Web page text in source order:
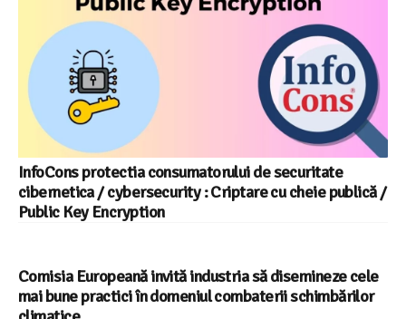
InfoCons protectia consumatorului de securitate
cibernetica / cybersecurity : Criptare cu cheie publică /
Public Key Encryption
Comisia Europeană invită industria să disemineze cele
mai bune practici în domeniul combaterii schimbărilor